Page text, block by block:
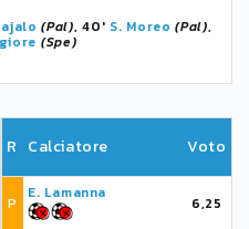
(Pal), 40' S. Moreo (Pal),
(Spe)
R Calciatore Voto
P
E. Lamanna
6,25